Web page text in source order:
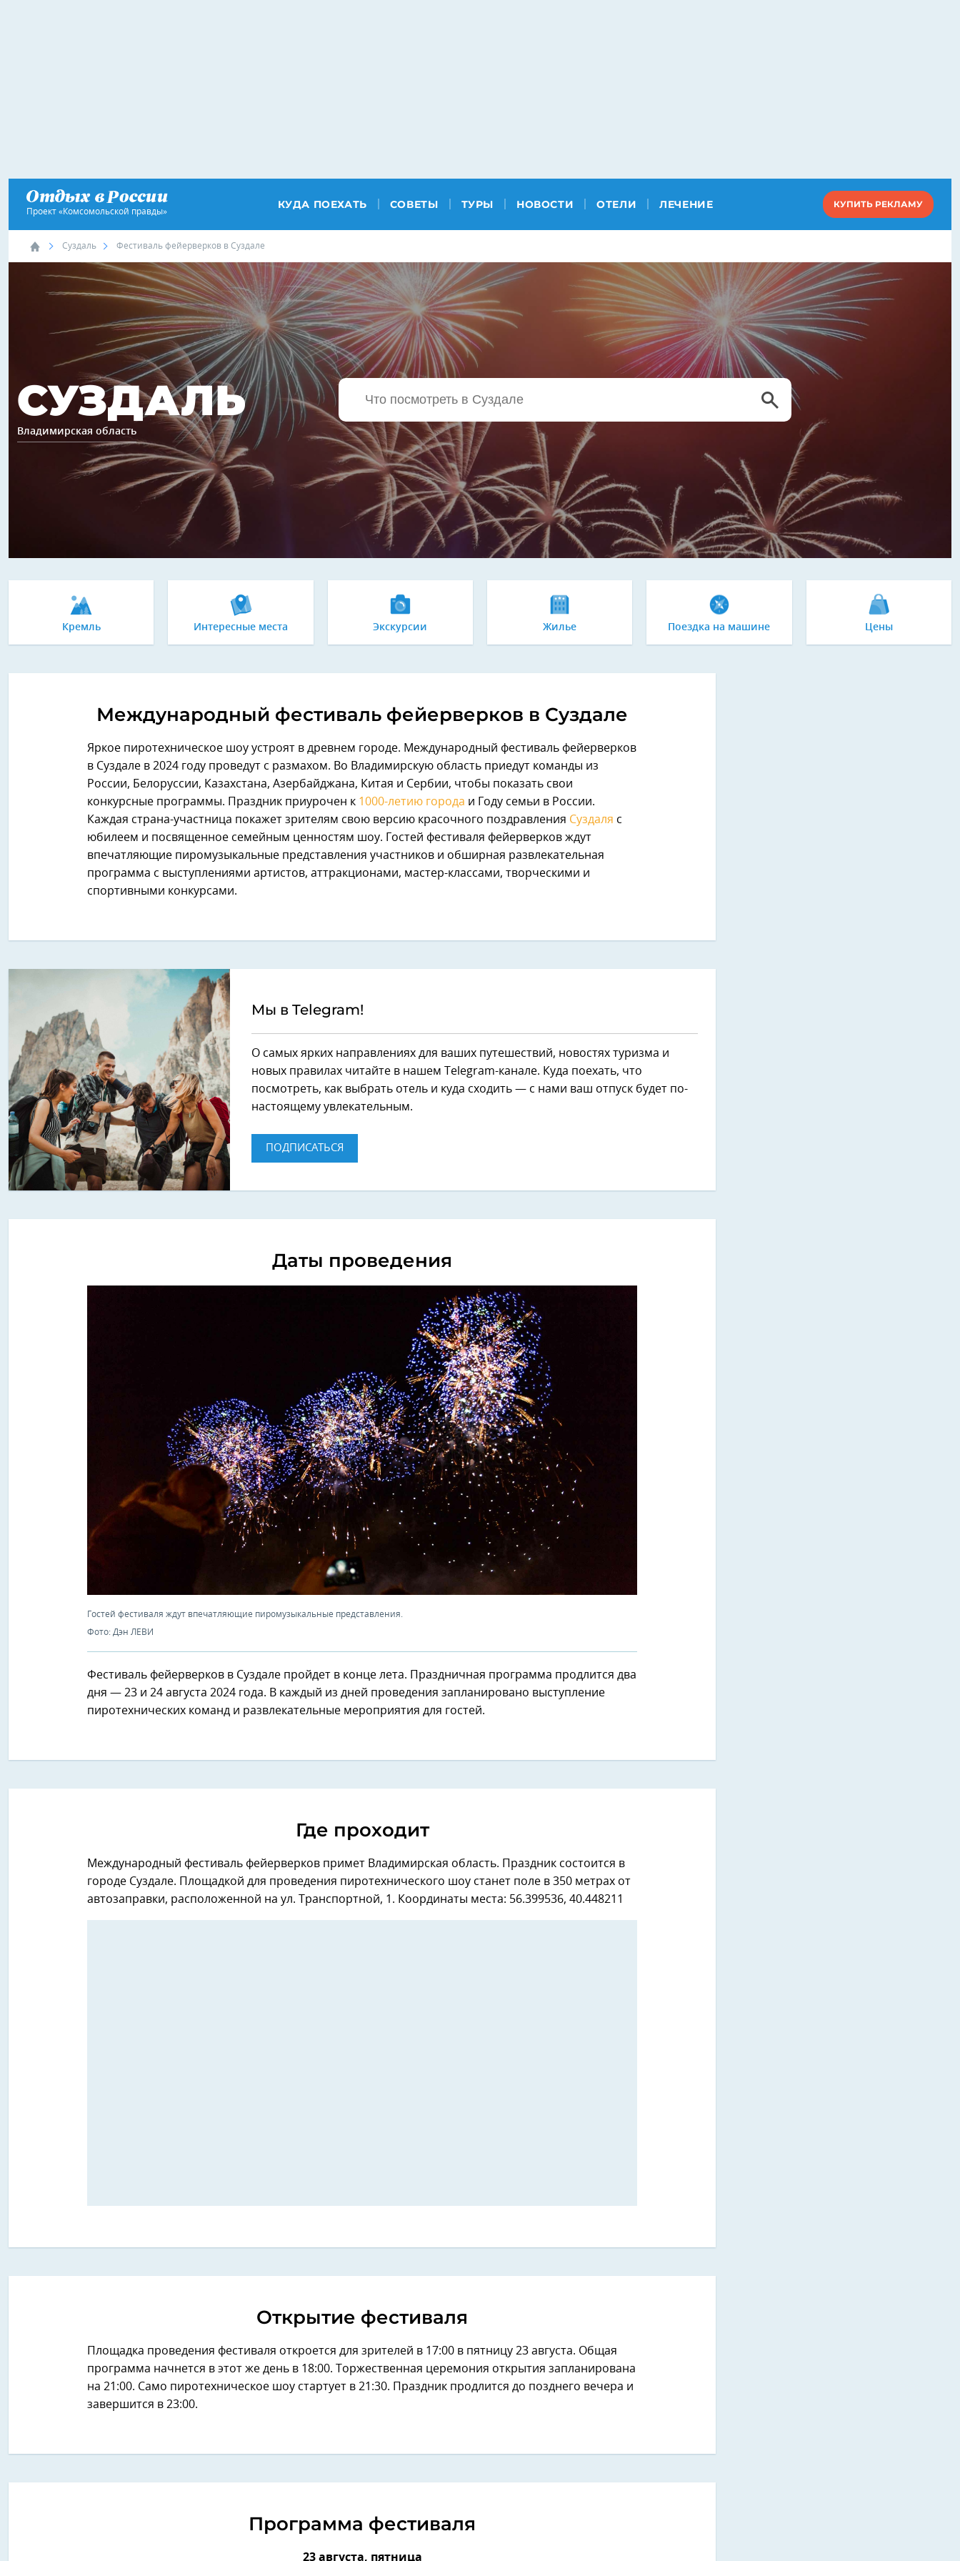
Проект «Комсомольской правды»
КУДА ПОЕХАТЬ СОВЕТЫ ТУРЫ НОВОСТИ ОТЕЛИ ЛЕЧЕНИЕ КУПИТЬ РЕКЛАМУ
Суздаль Фестиваль фейерверков в Суздале
СУЗДАЛЬ
Владимирская область
Кремль Интересные места Экскурсии Жилье Поездка на машине Цены
Международный фестиваль фейерверков в Суздале
Яркое пиротехническое шоу устроят в древнем городе. Международный фестиваль фейерверков
в Суздале в 2024 году проведут с размахом. Во Владимирскую область приедут команды из
России, Белоруссии, Казахстана, Азербайджана, Китая и Сербии, чтобы показать свои
конкурсные программы. Праздник приурочен к 1000-летию города и Году семьи в России.
Каждая страна-участница покажет зрителям свою версию красочного поздравления Суздаля с
юбилеем и посвященное семейным ценностям шоу. Гостей фестиваля фейерверков ждут
впечатляющие пиромузыкальные представления участников и обширная развлекательная
программа с выступлениями артистов, аттракционами, мастер-классами, творческими и
спортивными конкурсами.
Мы в Telegram!
О самых ярких направлениях для ваших путешествий, новостях туризма и
новых правилах читайте в нашем Telegram-канале. Куда поехать, что
посмотреть, как выбрать отель и куда сходить — с нами ваш отпуск будет по-
настоящему увлекательным.
ПОДПИСАТЬСЯ
Даты проведения
Гостей фестиваля ждут впечатляющие пиромузыкальные представления.
Фото: Дэн ЛЕВИ
Фестиваль фейерверков в Суздале пройдет в конце лета. Праздничная программа продлится два
дня — 23 и 24 августа 2024 года. В каждый из дней проведения запланировано выступление
пиротехнических команд и развлекательные мероприятия для гостей.
Где проходит
Международный фестиваль фейерверков примет Владимирская область. Праздник состоится в
городе Суздале. Площадкой для проведения пиротехнического шоу станет поле в 350 метрах от
автозаправки, расположенной на ул. Транспортной, 1. Координаты места: 56.399536, 40.448211
Открытие фестиваля
Площадка проведения фестиваля откроется для зрителей в 17:00 в пятницу 23 августа. Общая
программа начнется в этот же день в 18:00. Торжественная церемония открытия запланирована
на 21:00. Само пиротехническое шоу стартует в 21:30. Праздник продлится до позднего вечера и
завершится в 23:00.
Программа фестиваля
23 августа, пятница